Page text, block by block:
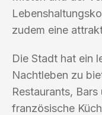
zudem eine
Die Stadt hat ein
Nachtleben zu
Restaurants,
französische